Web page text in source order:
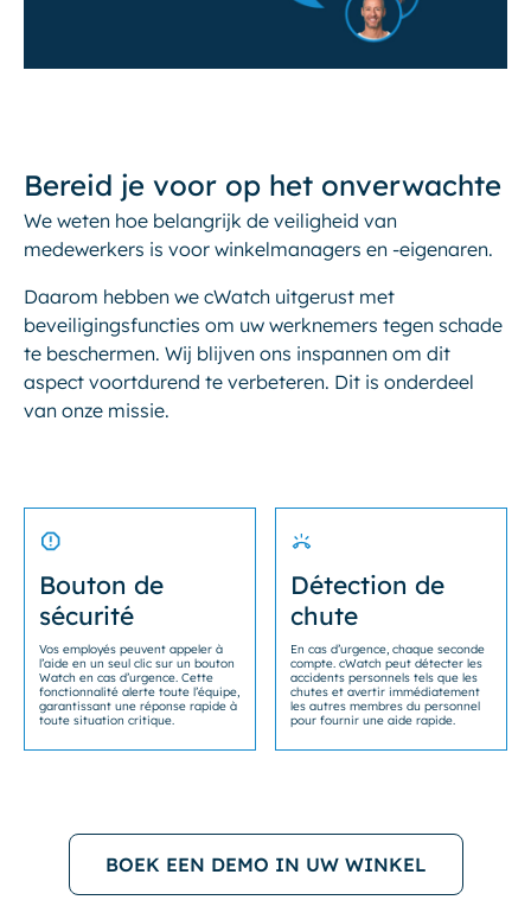
Bereid je voor op het onverwachte
We weten hoe belangrijk de veiligheid van
medewerkers is voor winkelmanagers en -eigenaren.
Daarom hebben we cWatch uitgerust met
beveiligingsfuncties om uw werknemers tegen schade
te beschermen. Wij blijven ons inspannen om dit
aspect voortdurend te verbeteren. Dit is onderdeel
van onze missie.
Bouton de
sécurité
Vos employés peuvent appeler à
l’aide en un seul clic sur un bouton
Watch en cas d’urgence. Cette
fonctionnalité alerte toute l’équipe,
garantissant une réponse rapide à
toute situation critique.
Détection de
chute
En cas d’urgence, chaque seconde
compte. cWatch peut détecter les
accidents personnels tels que les
chutes et avertir immédiatement
les autres membres du personnel
pour fournir une aide rapide.
BOEK EEN DEMO IN UW WINKEL